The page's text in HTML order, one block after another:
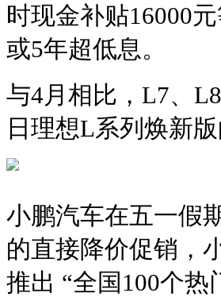
时现金补贴16000
或5年超低息。
与4月相比，L7、
日理想L系列焕新
小鹏汽车在五一假
的直接降价促销，
推出 “全国100个